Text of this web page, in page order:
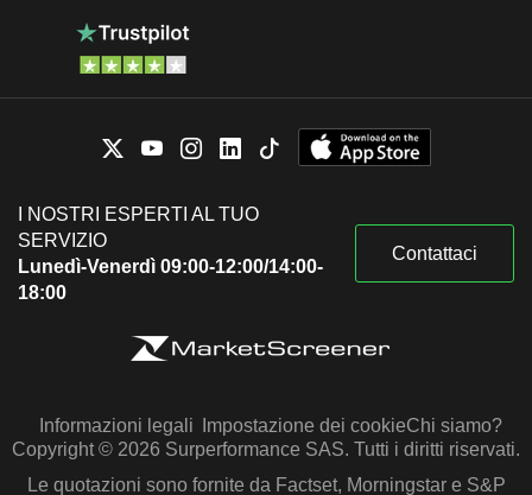
I NOSTRI ESPERTI AL TUO
SERVIZIO
Lunedì-Venerdì 09:00-12:00/14:00-
18:00
Contattaci
Informazioni legali Impostazione dei cookieChi siamo?
Copyright © 2026 Surperformance SAS. Tutti i diritti riservati.
Le quotazioni sono fornite da Factset, Morningstar e S&P